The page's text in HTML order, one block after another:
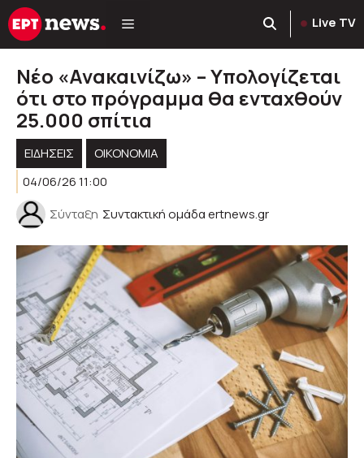
Μετάβαση
σε
Live TV
Νέο «Ανακαινίζω» – Υπολογίζεται
ότι στο πρόγραμμα θα ενταχθούν
25.000 σπίτια
ΕΙΔΗΣΕΙΣ
ΟΙΚΟΝΟΜΙΑ
04/06/26 11:00
Σύνταξη Συντακτική ομάδα ertnews.gr